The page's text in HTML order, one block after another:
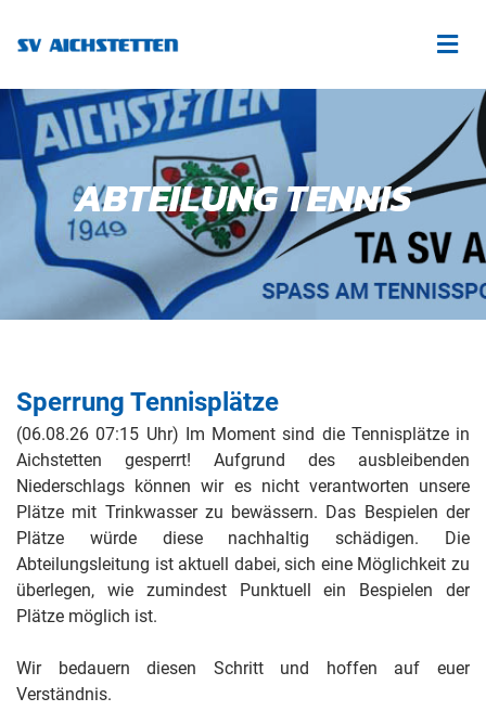
ABTEILUNG TENNIS
Sperrung Tennisplätze
(06.08.26 07:15 Uhr) Im Moment sind die Tennisplätze in
Aichstetten gesperrt! Aufgrund des ausbleibenden
Niederschlags können wir es nicht verantworten unsere
Plätze mit Trinkwasser zu bewässern. Das Bespielen der
Plätze würde diese nachhaltig schädigen. Die
Abteilungsleitung ist aktuell dabei, sich eine Möglichkeit zu
überlegen, wie zumindest Punktuell ein Bespielen der
Plätze möglich ist.
Wir bedauern diesen Schritt und hoffen auf euer
Verständnis.